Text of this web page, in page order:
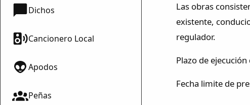
Dichos
Cancionero Local
Apodos
Peñas
Las obras
existente,
regulador.
Plazo de
Fecha limite de